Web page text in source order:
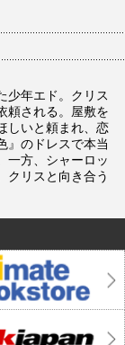
少年エド。クリス
頼される。屋敷を
しいと頼まれ、恋
』のドレスで本当
一方、シャーロッ
クリスと向き合う